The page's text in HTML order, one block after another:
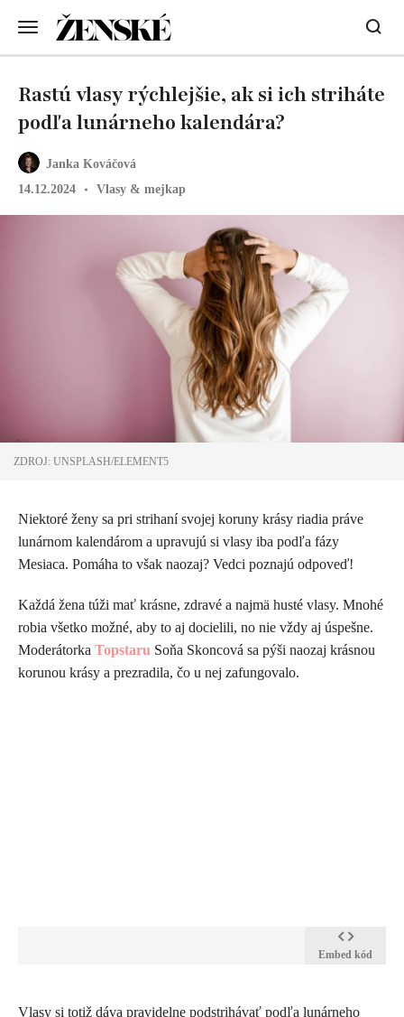
Janka Kováčová
14.12.2024
Vlasy & mejkap
Rastú vlasy rýchlejšie, ak si ich striháte
podľa lunárneho kalendára?
ZDROJ: UNSPLASH/ELEMENT5
Niektoré ženy sa pri strihaní svojej koruny krásy riadia práve
lunárnom kalendárom a upravujú si vlasy iba podľa fázy
Mesiaca. Pomáha to však naozaj? Vedci poznajú odpoveď!
Každá žena túži mať krásne, zdravé a najmä husté vlasy. Mnohé
robia všetko možné, aby to aj docielili, no nie vždy aj úspešne.
Moderátorka Topstaru Soňa Skoncová sa pýši naozaj krásnou
korunou krásy a prezradila, čo u nej zafungovalo.
Embed kód
Vlasy si totiž dáva pravidelne podstrihávať podľa lunárneho